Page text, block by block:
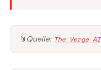
📎 Quelle: The Verge AI